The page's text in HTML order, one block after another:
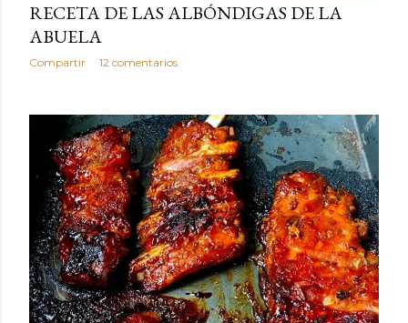
RECETA DE LAS ALBÓNDIGAS DE LA
ABUELA
Compartir 12 comentarios